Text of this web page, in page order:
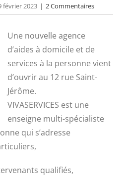
février 2023 | 2 Commentaires
Une nouvelle agence
d’aides à domicile et de
services à la personne vient
d’ouvrir au 12 rue Saint-
Jérôme.
VIVASERVICES est une
enseigne multi-spécialiste
qui s’adresse
qualifiés,